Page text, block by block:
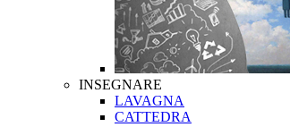
INSEGNARE
LAVAGNA
CATTEDRA